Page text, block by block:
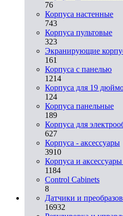
76
Корпуса настенные
743
Корпуса пультовые
323
Экранирующие
161
Корпуса с панелью
1214
Корпуса для 19
124
Корпуса панельные
189
Корпуса для
627
Корпуса - аксессуары
3910
Корпуса и
1184
Control Cabinets
8
Датчики и
16932